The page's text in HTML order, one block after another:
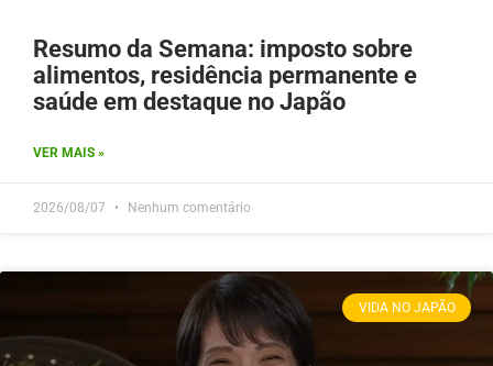
Resumo da Semana: imposto sobre
alimentos, residência permanente e
saúde em destaque no Japão
VER MAIS »
2026/08/07 Nenhum comentário
VIDA NO JAPÃO